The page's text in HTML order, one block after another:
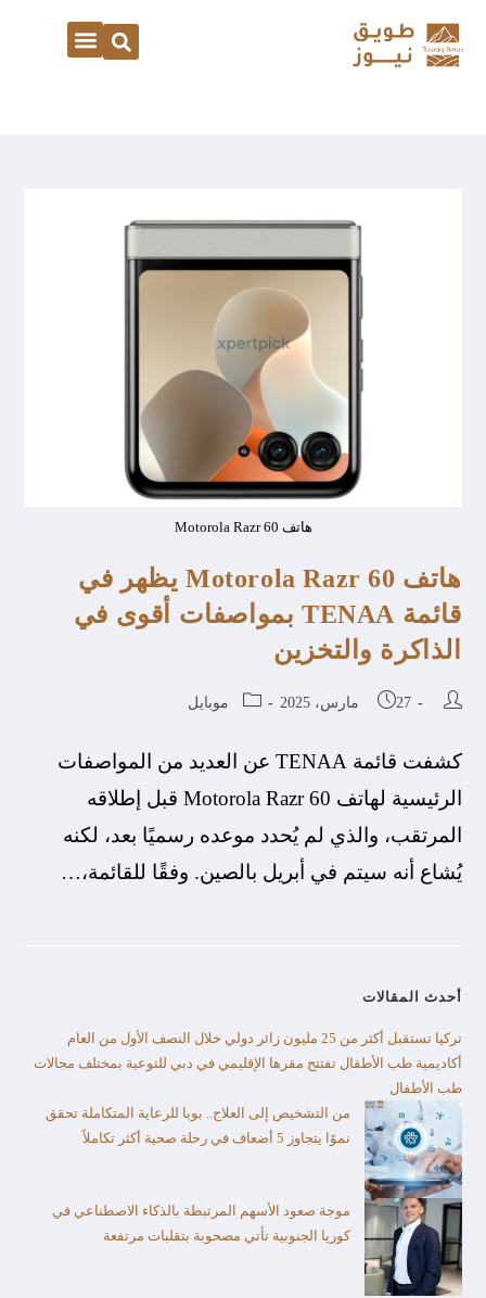
هاتف Motorola Razr 60
هاتف Motorola Razr 60 يظهر في
قائمة TENAA بمواصفات أقوى في
الذاكرة والتخزين
27 مارس، 2025 موبايل
كشفت قائمة TENAA عن العديد من المواصفات
الرئيسية لهاتف Motorola Razr 60 قبل إطلاقه
المرتقب، والذي لم يُحدد موعده رسميًا بعد، لكنه
يُشاع أنه سيتم في أبريل بالصين. وفقًا للقائمة،…
أحدث المقالات
تركيا تستقبل أكثر من 25 مليون زائر دولي خلال النصف الأول من العام​
أكاديمية طب الأطفال تفتتح مقرها الإقليمي في دبي للتوعية بمختلف مجالات
طب الأطفال
من التشخيص إلى العلاج.. بوبا للرعاية المتكاملة تحقق
نموًا يتجاوز 5 أضعاف في رحلة صحية أكثر تكاملاً
موجة صعود الأسهم المرتبطة بالذكاء الاصطناعي في
كوريا الجنوبية تأتي مصحوبة بتقلبات مرتفعة